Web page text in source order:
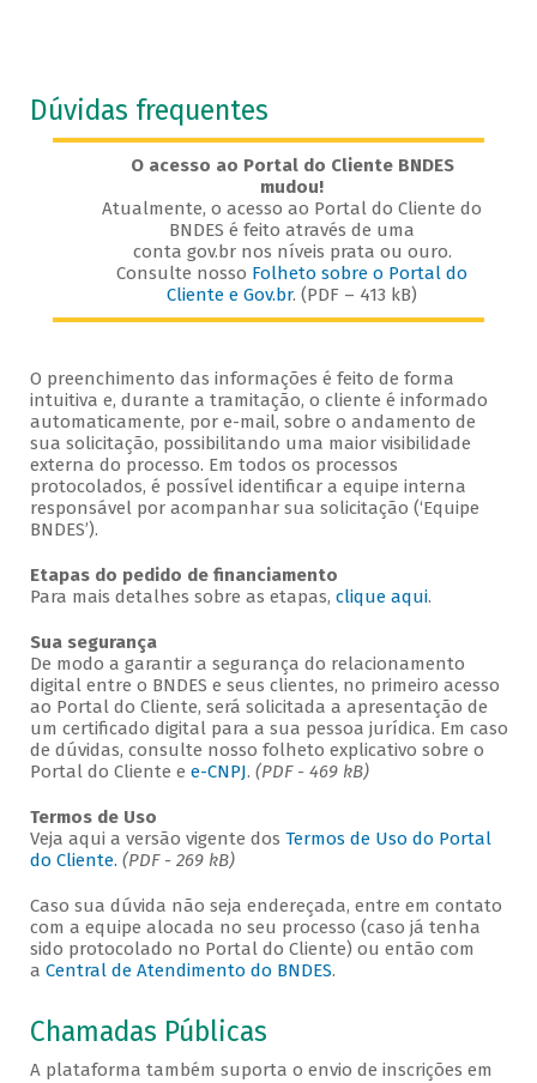
Dúvidas frequentes
O acesso ao Portal do Cliente BNDES
mudou!
Atualmente, o acesso ao Portal do Cliente do
BNDES é feito através de uma
conta gov.br nos níveis prata ou ouro.
Consulte nosso Folheto sobre o Portal do
Cliente e Gov.br. (PDF – 413 kB)
O preenchimento das informações é feito de forma
intuitiva e, durante a tramitação, o cliente é informado
automaticamente, por e-mail, sobre o andamento de
sua solicitação, possibilitando uma maior visibilidade
externa do processo. Em todos os processos
protocolados, é possível identificar a equipe interna
responsável por acompanhar sua solicitação (‘Equipe
BNDES’).
Etapas do pedido de financiamento
Para mais detalhes sobre as etapas, clique aqui.
Sua segurança
De modo a garantir a segurança do relacionamento
digital entre o BNDES e seus clientes, no primeiro acesso
ao Portal do Cliente, será solicitada a apresentação de
um certificado digital para a sua pessoa jurídica. Em caso
de dúvidas, consulte nosso folheto explicativo sobre o
Portal do Cliente e e-CNPJ. (PDF - 469 kB)
Termos de Uso
Veja aqui a versão vigente dos Termos de Uso do Portal
do Cliente. (PDF - 269 kB)
Caso sua dúvida não seja endereçada, entre em contato
com a equipe alocada no seu processo (caso já tenha
sido protocolado no Portal do Cliente) ou então com
a Central de Atendimento do BNDES.
Chamadas Públicas
A plataforma também suporta o envio de inscrições em